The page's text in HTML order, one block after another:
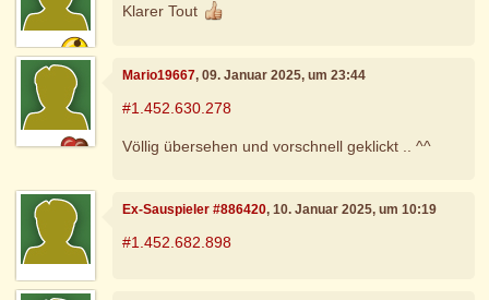
Klarer Tout
Mario19667, 09. Januar 2025, um 23:44
#1.452.630.278
Völlig übersehen und vorschnell geklickt .. ^^
Ex-Sauspieler #886420, 10. Januar 2025, um 10:19
#1.452.682.898